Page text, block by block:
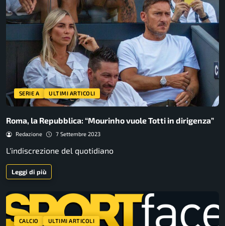
SERIE A ULTIMI ARTICOLI
Roma, la Repubblica: “Mourinho vuole Totti in dirigenza”
Redazione 7 Settembre 2023
L'indiscrezione del quotidiano
Leggi di più
CALCIO ULTIMI ARTICOLI